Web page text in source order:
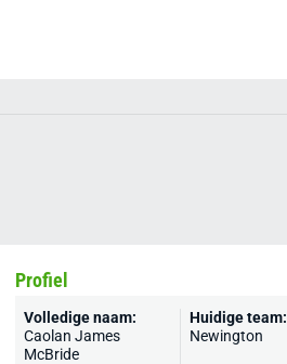
Profiel
Volledige naam:
Caolan James
McBride
Huidige team:
Newington